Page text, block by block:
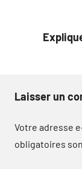
Laisser un
Votre adresse
obligatoires